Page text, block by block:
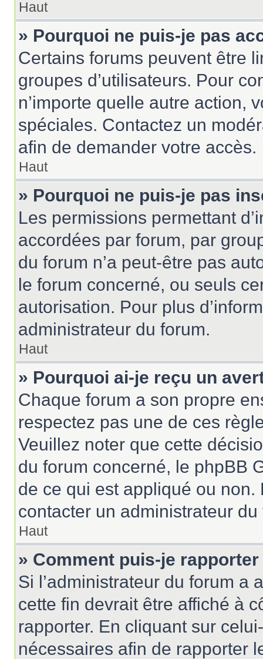
Haut
» Pourquoi ne puis-je pas
Certains forums peuvent être
groupes d’utilisateurs. Pour
n’importe quelle autre action,
spéciales. Contactez un
afin de demander votre accès.
Haut
» Pourquoi ne puis-je pas
Les permissions permettant
accordées par forum, par
du forum n’a peut-être pas
le forum concerné, ou seuls
autorisation. Pour plus
administrateur du forum.
Haut
» Pourquoi ai-je reçu un
Chaque forum a son propre
respectez pas une de ces
Veuillez noter que cette
du forum concerné, le phpBB
de ce qui est appliqué ou non.
contacter un administrateur du
Haut
» Comment puis-je
Si l’administrateur du forum a
cette fin devrait être affiché à
rapporter. En cliquant sur
nécessaires afin de rapporter